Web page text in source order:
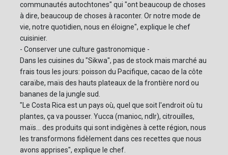
communautés autochtones" qui "ont beaucoup de choses
à dire, beaucoup de choses à raconter. Or notre mode de
vie, notre quotidien, nous en éloigne", explique le chef
cuisinier.
- Conserver une culture gastronomique -
Dans les cuisines du "Sikwa", pas de stock mais marché au
frais tous les jours: poisson du Pacifique, cacao de la côte
caraïbe, maïs des hauts plateaux de la frontière nord ou
bananes de la jungle sud.
"Le Costa Rica est un pays où, quel que soit l'endroit où tu
plantes, ça va pousser. Yucca (manioc, ndlr), citrouilles,
maïs... des produits qui sont indigènes à cette région, nous
les transformons fidèlement dans ces recettes que nous
avons apprises", explique le chef.